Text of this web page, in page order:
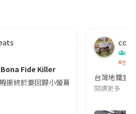
Bona Fide Killer
振終於要回歸小螢幕啦!這次的劇本改編
co
吹
台灣
台灣地鐵宣
閱讀更多